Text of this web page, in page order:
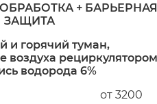
+ БАРЬЕРНАЯ
ЗАЩИТА
и горячий туман,
воздуха
водорода 6%
от 3200